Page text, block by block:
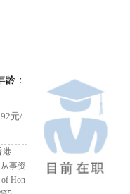
龄：
元/
港
事资
Hon